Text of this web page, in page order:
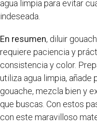
agua limpia para evitar
indeseada.
En resumen, diluir
requiere paciencia y
consistencia y color.
utiliza agua limpia, añade
gouache, mezcla bien y
que buscas. Con estos
con este maravilloso